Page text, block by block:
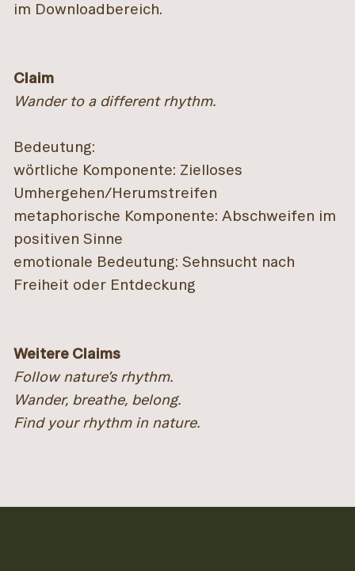
im Downloadbereich.
Claim
Wander to a different rhythm.
Bedeutung:
wörtliche Komponente: Zielloses
Umhergehen/Herumstreifen
metaphorische Komponente: Abschweifen im
positiven Sinne
emotionale Bedeutung: Sehnsucht nach
Freiheit oder Entdeckung
Weitere Claims
Follow nature’s rhythm.
Wander, breathe, belong.
Find your rhythm in nature.